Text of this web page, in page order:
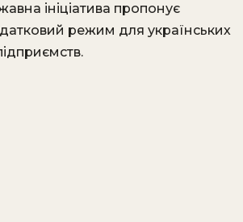
ініціатива пропонує
режим для українських